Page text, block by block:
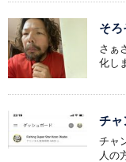
そろ
さぁ
化し
チャ
チャ
人の